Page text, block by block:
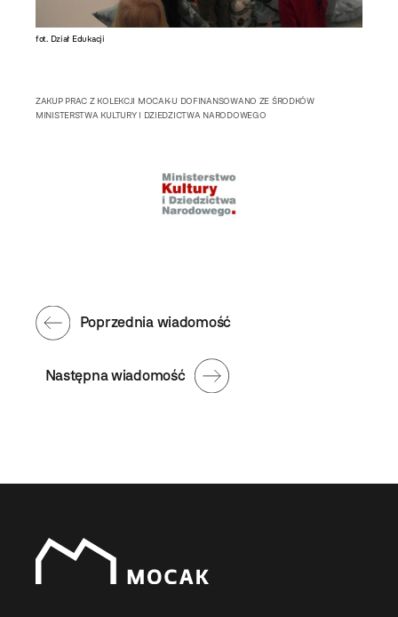
fot. Dział Edukacji
ZAKUP PRAC Z KOLEKCJI MOCAK-U DOFINANSOWANO ZE ŚRODKÓW
MINISTERSTWA KULTURY I DZIEDZICTWA NARODOWEGO
Następna wiadomość
Poprzednia wiadomość